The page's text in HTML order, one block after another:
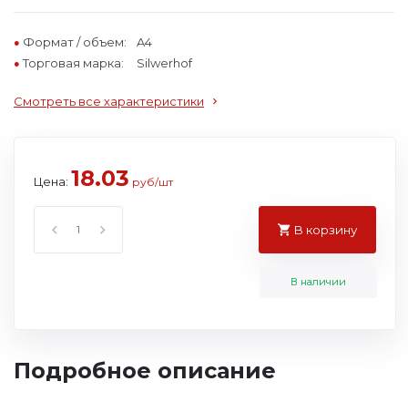
Формат / объем:
Торговая марка:
A4
Silwerhof
Смотреть все характеристики
Цена: 18.03 руб/шт
В корзину
В наличии
Подробное описание